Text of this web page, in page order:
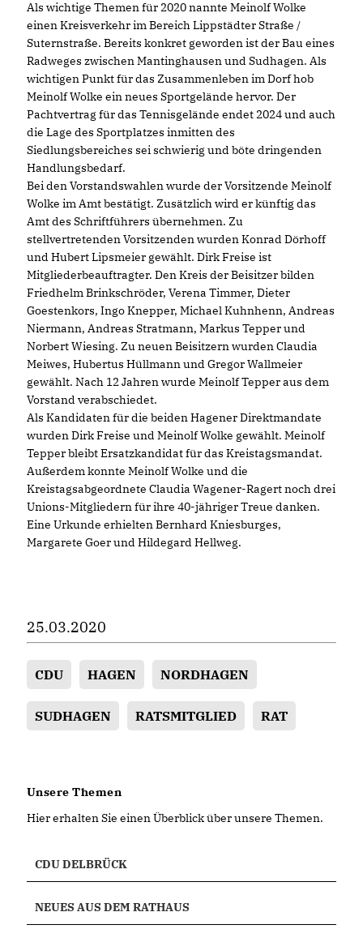
Als wichtige Themen für 2020 nannte Meinolf Wolke
einen Kreisverkehr im Bereich Lippstädter Straße /
Suternstraße. Bereits konkret geworden ist der Bau eines
Radweges zwischen Mantinghausen und Sudhagen. Als
wichtigen Punkt für das Zusammenleben im Dorf hob
Meinolf Wolke ein neues Sportgelände hervor. Der
Pachtvertrag für das Tennisgelände endet 2024 und auch
die Lage des Sportplatzes inmitten des
Siedlungsbereiches sei schwierig und böte dringenden
Handlungsbedarf.
Bei den Vorstandswahlen wurde der Vorsitzende Meinolf
Wolke im Amt bestätigt. Zusätzlich wird er künftig das
Amt des Schriftführers übernehmen. Zu
stellvertretenden Vorsitzenden wurden Konrad Dörhoff
und Hubert Lipsmeier gewählt. Dirk Freise ist
Mitgliederbeauftragter. Den Kreis der Beisitzer bilden
Friedhelm Brinkschröder, Verena Timmer, Dieter
Goestenkors, Ingo Knepper, Michael Kuhnhenn, Andreas
Niermann, Andreas Stratmann, Markus Tepper und
Norbert Wiesing. Zu neuen Beisitzern wurden Claudia
Meiwes, Hubertus Hüllmann und Gregor Wallmeier
gewählt. Nach 12 Jahren wurde Meinolf Tepper aus dem
Vorstand verabschiedet.
Als Kandidaten für die beiden Hagener Direktmandate
wurden Dirk Freise und Meinolf Wolke gewählt. Meinolf
Tepper bleibt Ersatzkandidat für das Kreistagsmandat.
Außerdem konnte Meinolf Wolke und die
Kreistagsabgeordnete Claudia Wagener-Ragert noch drei
Unions-Mitgliedern für ihre 40-jähriger Treue danken.
Eine Urkunde erhielten Bernhard Kniesburges,
Margarete Goer und Hildegard Hellweg.
25.03.2020
CDU HAGEN NORDHAGEN
SUDHAGEN RATSMITGLIED RAT
Unsere Themen
Hier erhalten Sie einen Überblick über unsere Themen.
CDU DELBRÜCK
NEUES AUS DEM RATHAUS